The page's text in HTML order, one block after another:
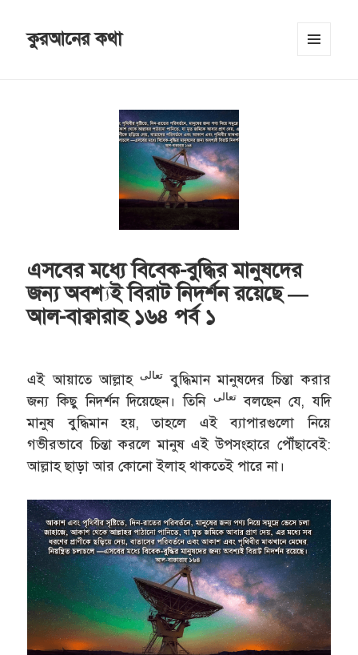
কুরআনের কথা
এসবের মধ্যে বিবেক-বুদ্ধির মানুষদের
জন্য অবশ্যই বিরাট নিদর্শন রয়েছে —
আল-বাক্বারাহ ১৬৪ পর্ব ১
এই আয়াতে আল্লাহ تعالىবুদ্ধিমান মানুষদের চিন্তা করার
জন্য কিছু নিদর্শন দিয়েছেন। তিনি تعالىবলছেন যে, যদি
মানুষ বুদ্ধিমান হয়, তাহলে এই ব্যাপারগুলো নিয়ে
গভীরভাবে চিন্তা করলে মানুষ এই উপসংহারে পৌঁছাবেই:
আল্লাহ ছাড়া আর কোনো ইলাহ থাকতেই পারে না।